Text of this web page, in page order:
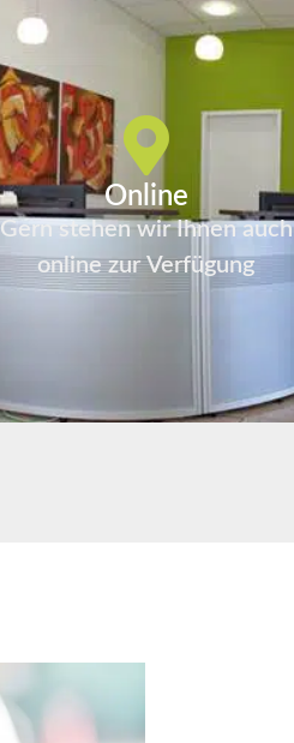
Online
Gern stehen wir Ihnen auch
online zur Verfügung